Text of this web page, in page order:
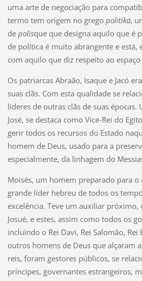
uma arte de negociação para
termo tem origem no grego politiká,
de polisque que designa aquilo que é
de política é muito abrangente e está,
com aquilo que diz respeito ao
Os patriarcas Abraão, Isaque e Jacó
suas clãs. Com esta qualidade se
líderes de outras clãs de suas épocas.
José, se destaca como Vice-Rei do
gerir todos os recursos do Estado
homem de Deus, usado para a
especialmente, da linhagem do
Moisés, um homem preparado para o
grande líder hebreu de todos os
excelência. Teve um auxiliar próximo,
Josué, e estes, assim como todos os
incluindo o Rei Davi, Rei Salomão, Rei
outros homens de Deus que alçaram
reis, foram gestores públicos, se
príncipes, governantes estrangeiros,